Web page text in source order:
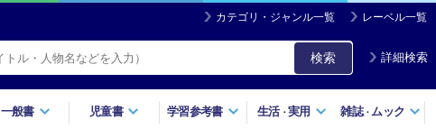
カテゴリ・ジャンル一覧 レーベル一覧
検索 詳細検索
一般書 児童書 学習参考書 生活・実用 雑誌・ ムック